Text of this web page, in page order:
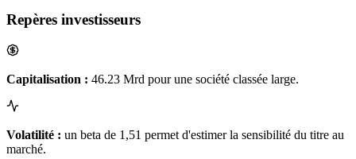
Repères investisseurs
Capitalisation : 46.23 Mrd pour une société classée large.
Volatilité : un beta de 1,51 permet d'estimer la sensibilité du titre au
marché.